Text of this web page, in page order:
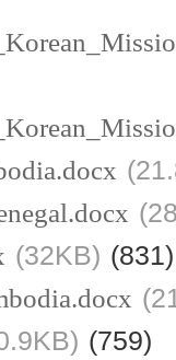
(32KB) (831)
(759)